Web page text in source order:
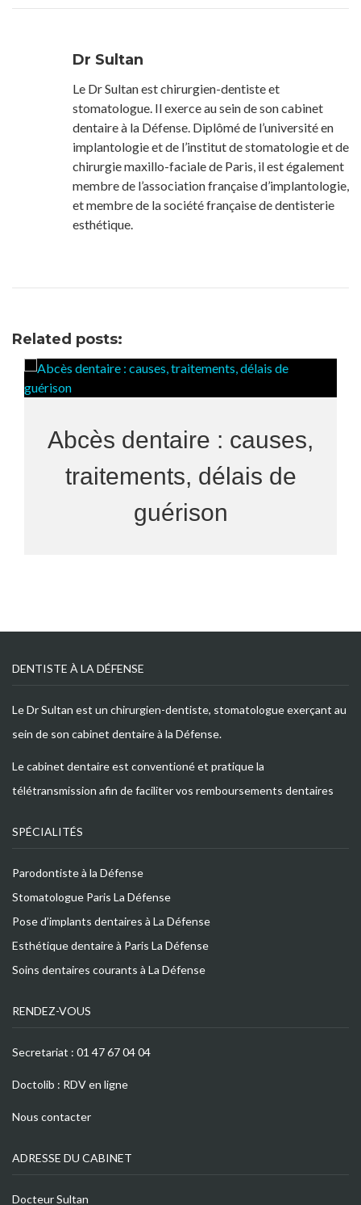
Dr Sultan
Le Dr Sultan est chirurgien-dentiste et
stomatologue. Il exerce au sein de son cabinet
dentaire à la Défense. Diplômé de l’université en
implantologie et de l’institut de stomatologie et de
chirurgie maxillo-faciale de Paris, il est également
membre de l’association française d’implantologie,
et membre de la société française de dentisterie
esthétique.
Related posts:
Abcès dentaire : causes,
traitements, délais de
guérison
DENTISTE À LA DÉFENSE
Le Dr Sultan est un chirurgien-dentiste, stomatologue exerçant au
sein de son cabinet dentaire à la Défense.
Le cabinet dentaire est conventioné et pratique la
télétransmission afin de faciliter vos remboursements dentaires
SPÉCIALITÉS
Parodontiste à la Défense
Stomatologue Paris La Défense
Pose d’implants dentaires à La Défense
Esthétique dentaire à Paris La Défense
Soins dentaires courants à La Défense
RENDEZ-VOUS
Secretariat : 01 47 67 04 04
Doctolib : RDV en ligne
Nous contacter
ADRESSE DU CABINET
Docteur Sultan